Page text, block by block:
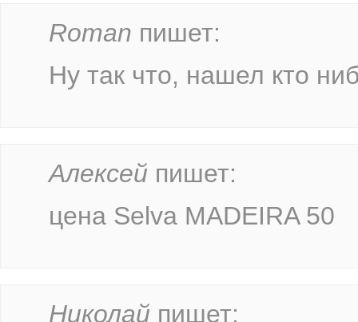
Roman пишет:
Ну так что, нашел кто
Алексей пишет:
цена Selva MADEIRA 50
Николай пишет: